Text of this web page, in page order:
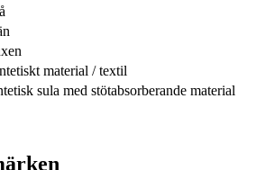
material / textil
sula med stötabsorberande material